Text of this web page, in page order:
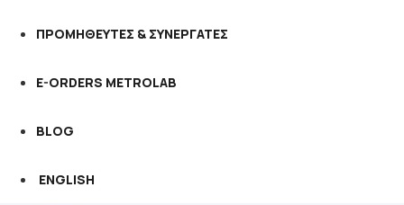
ΠΡΟΜΗΘΕΥΤΕΣ & ΣΥΝΕΡΓΑΤΕΣ
E-ORDERS METROLAB
BLOG
ENGLISH